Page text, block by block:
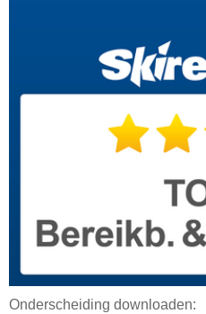
Onderscheiding downloaden: